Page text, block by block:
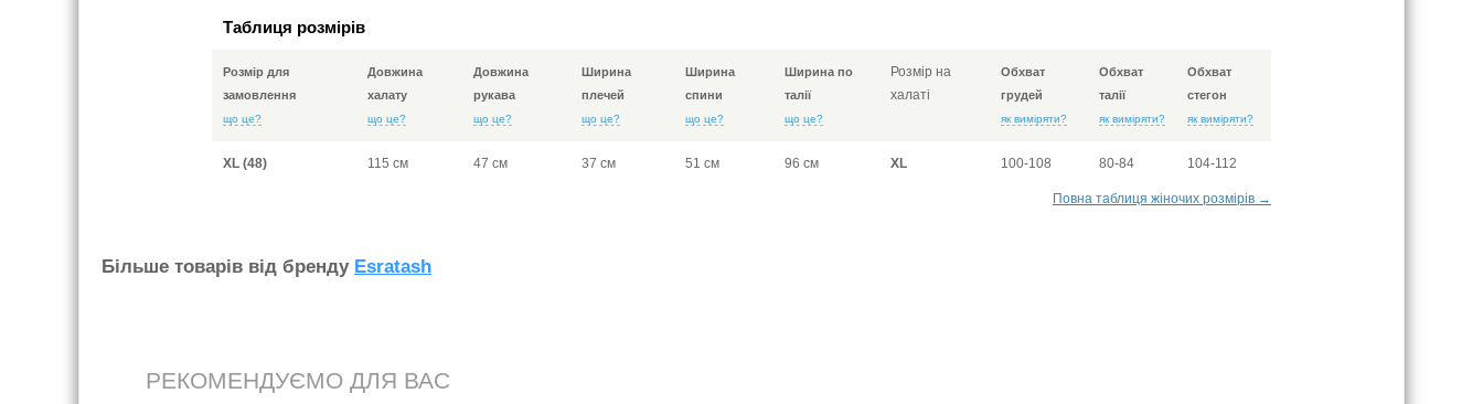
Таблиця розмірів
Розмір для
замовлення
що це?
Довжина
халату
що це?
Довжина
рукава
що це?
Ширина
плечей
що це?
Ширина
спини
що це?
Ширина по
талії
що це?
Розмір на
халаті
Обхват
грудей
як виміряти?
Обхват
талії
як виміряти?
Обхват
стегон
як виміряти?
XL (48) 115 см 47 см 37 см 51 см 96 см XL 100-108 80-84 104-112
Повна таблиця жіночих розмірів →
Бiльше товарiв вiд бренду Esratash
РЕКОМЕНДУЄМО ДЛЯ ВАС